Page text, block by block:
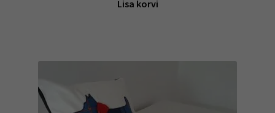
Lisa korvi